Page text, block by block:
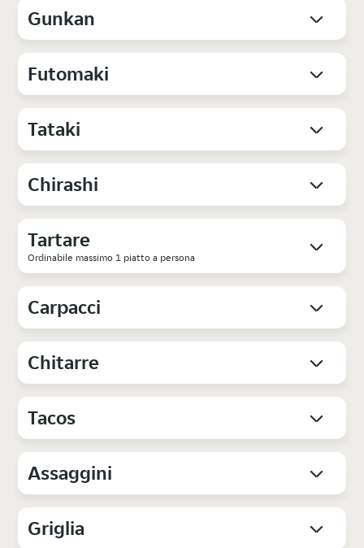
Gunkan
Futomaki
Tataki
Chirashi
Tartare
Ordinabile massimo 1 piatto a persona
Carpacci
Chitarre
Tacos
Assaggini
Griglia